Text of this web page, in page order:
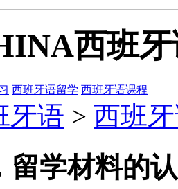
西班
西班牙语留学 西班牙语课程
牙语 > 西班
留学材料的